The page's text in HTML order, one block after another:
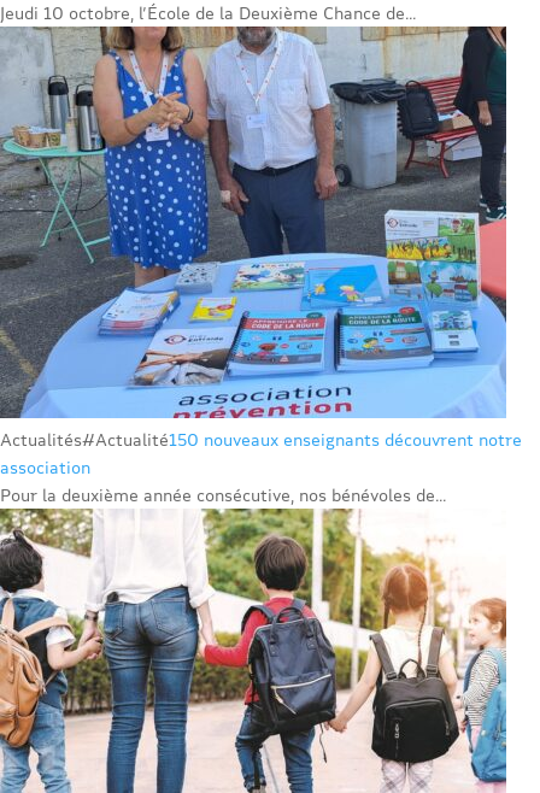
Jeudi 10 octobre, l’École de la Deuxième Chance de...
Actualités#Actualité150 nouveaux enseignants découvrent notre
association
Pour la deuxième année consécutive, nos bénévoles de...